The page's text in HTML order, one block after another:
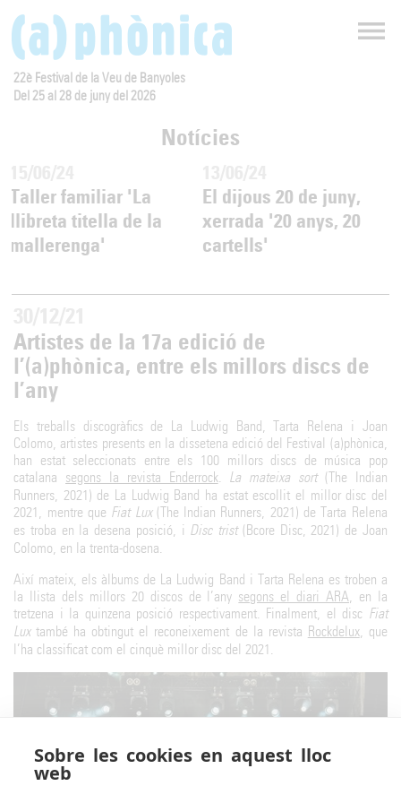
22è Festival de la Veu de Banyoles
Del 25 al 28 de juny del 2026
Notícies
Taller familiar 'La
llibreta titella de la
mallerenga'
El dijous 20 de juny,
xerrada '20 anys, 20
cartells'
Artistes de la 17a edició de
l’(a)phònica, entre els millors discs de
l’any
Els treballs discogràfics de La Ludwig Band, Tarta Relena i Joan
Colomo, artistes presents en la dissetena edició del Festival (a)phònica,
han estat seleccionats entre els 100 millors discs de música pop
catalana segons la revista Enderrock. La mateixa sort(The Indian
Runners, 2021) de La Ludwig Band ha estat escollit el millor disc del
2021, mentre que Fiat Lux(The Indian Runners, 2021) de Tarta Relena
es troba en la desena posició, i Disc trist(Bcore Disc, 2021) de Joan
Colomo, en la trenta-dosena.
Així mateix, els àlbums de La Ludwig Band i Tarta Relena es troben a
la llista dels millors 20 discos de l’any segons el diari ARA, en la
tretzena i la quinzena posició respectivament. Finalment, el disc Fiat
Luxtambé ha obtingut el reconeixement de la revista Rockdelux, que
l’ha classificat com el cinquè millor disc del 2021.
Sobre les cookies en aquest lloc
web